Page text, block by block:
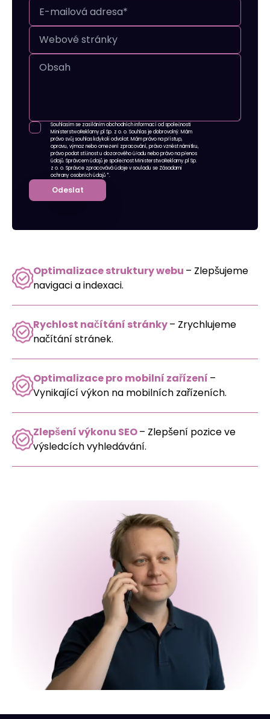
Souhlasím se zasíláním obchodních informací od společnosti
MinisterstwoReklamy.pl Sp. z o. o. Souhlas je dobrovolný. Mám
právo svůj souhlas kdykoli odvolat. Mám právo na přístup,
opravu, výmaz nebo omezení zpracování, právo vznést námitku,
právo podat stížnost u dozorového úřadu nebo právo na přenos
údajů. Správcem údajů je společnost MinisterstwoReklamy.pl Sp.
z o. o. Správce zpracovává údaje v souladu se Zásadami
ochrany osobních údajů*.
Odeslat
Optimalizace struktury webu – Zlepšujeme
navigaci a indexaci.
Rychlost načítání stránky– Zrychlujeme
načítání stránek.
Optimalizace pro mobilní zařízení –
Vynikající výkon na mobilních zařízeních.
Zlepšení výkonu SEO– Zlepšení pozice ve
výsledcích vyhledávání.